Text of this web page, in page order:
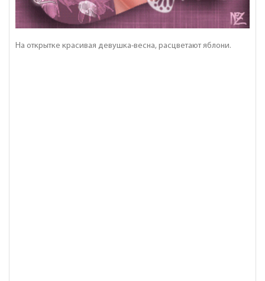
На открытке красивая девушка-весна, расцветают яблони.